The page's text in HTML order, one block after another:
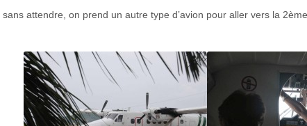
attendre, on prend un autre type d’avion pour aller vers la